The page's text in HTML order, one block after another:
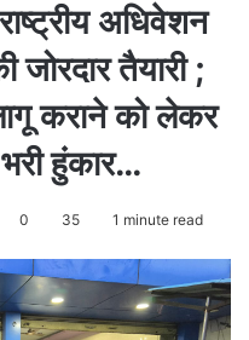
अधिवेशन
तैयारी ;
कराने को लेकर
हुंकार…
0 35 1 minute read